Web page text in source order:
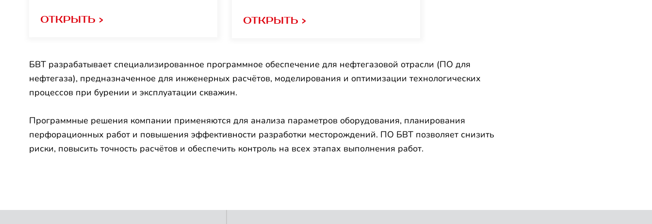
ОТКРЫТЬ > ОТКРЫТЬ >
БВТ разрабатывает специализированное программное обеспечение для нефтегазовой отрасли (ПО для
нефтегаза), предназначенное для инженерных расчётов, моделирования и оптимизации технологических
процессов при бурении и эксплуатации скважин.
Программные решения компании применяются для анализа параметров оборудования, планирования
перфорационных работ и повышения эффективности разработки месторождений. ПО БВТ позволяет снизить
риски, повысить точность расчётов и обеспечить контроль на всех этапах выполнения работ.